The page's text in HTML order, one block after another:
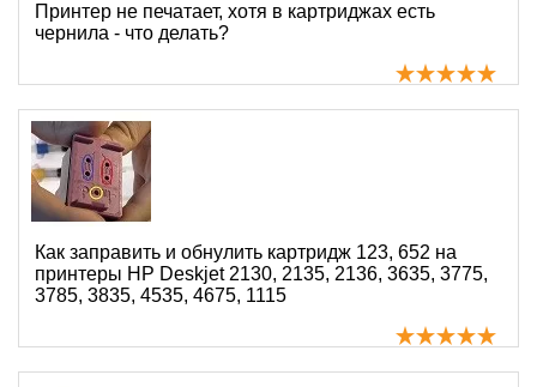
Принтер не печатает, хотя в картриджах есть
чернила - что делать?
Как заправить и обнулить картридж 123, 652 на
принтеры HP Deskjet 2130, 2135, 2136, 3635, 3775,
3785, 3835, 4535, 4675, 1115